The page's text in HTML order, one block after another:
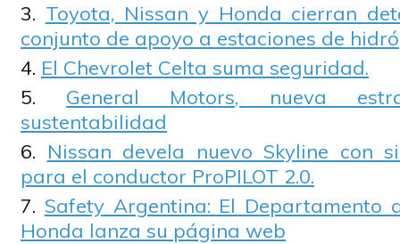
Toyota, Nissan y Honda cierran
conjunto de apoyo a estaciones de
El Chevrolet Celta suma seguridad.
General Motors, nueva
sustentabilidad
Nissan devela nuevo Skyline con
para el conductor ProPILOT 2.0.
Safety Argentina: El Departamento
Honda lanza su página web